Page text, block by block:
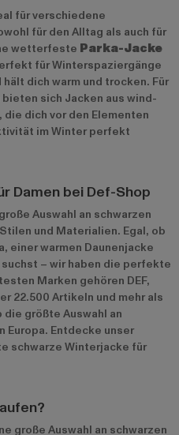
für verschiedene
für den Alltag als auch für
wetterfeste Parka-Jacke
für Winterspaziergänge
dich warm und trocken. Für
sich Jacken aus wind-
dich vor den Elementen
im Winter perfekt
Damen bei Def-Shop
Auswahl an schwarzen
und Materialien. Egal, ob
einer warmen Daunenjacke
– wir haben die perfekte
Marken gehören DEF,
22.500 Artikeln und mehr als
größte Auswahl an
Europa. Entdecke unser
schwarze Winterjacke für
große Auswahl an schwarzen